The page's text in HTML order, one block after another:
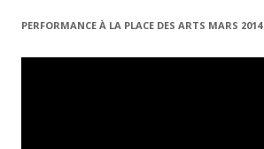
PERFORMANCE À LA PLACE DES ARTS MARS 2014